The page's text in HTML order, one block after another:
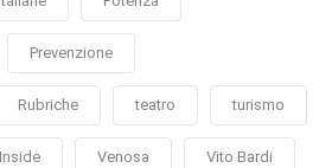
Prevenzione
Rubriche teatro turismo
Venosa Vito Bardi